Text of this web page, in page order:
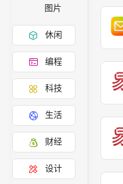
图片
休闲
编程
科技
生活
财经
设计